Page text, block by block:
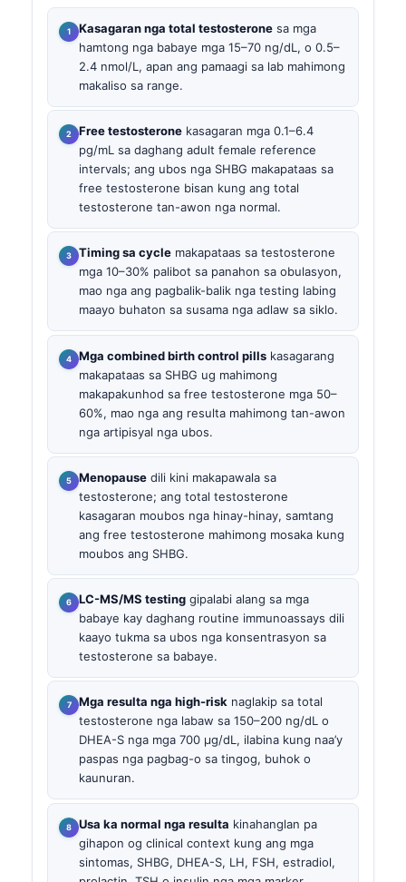
Kasagaran nga total testosterone sa mga
hamtong nga babaye mga 15–70 ng/dL, o 0.5–
2.4 nmol/L, apan ang pamaagi sa lab mahimong
makaliso sa range.
Free testosterone kasagaran mga 0.1–6.4
pg/mL sa daghang adult female reference
intervals; ang ubos nga SHBG makapataas sa
free testosterone bisan kung ang total
testosterone tan-awon nga normal.
Timing sa cycle makapataas sa testosterone
mga 10–30% palibot sa panahon sa obulasyon,
mao nga ang pagbalik-balik nga testing labing
maayo buhaton sa susama nga adlaw sa siklo.
Mga combined birth control pills kasagarang
makapataas sa SHBG ug mahimong
makapakunhod sa free testosterone mga 50–
60%, mao nga ang resulta mahimong tan-awon
nga artipisyal nga ubos.
Menopause dili kini makapawala sa
testosterone; ang total testosterone
kasagaran moubos nga hinay-hinay, samtang
ang free testosterone mahimong mosaka kung
moubos ang SHBG.
LC-MS/MS testing gipalabi alang sa mga
babaye kay daghang routine immunoassays dili
kaayo tukma sa ubos nga konsentrasyon sa
testosterone sa babaye.
Mga resulta nga high-risk naglakip sa total
testosterone nga labaw sa 150–200 ng/dL o
DHEA-S nga mga 700 µg/dL, ilabina kung naa’y
paspas nga pagbag-o sa tingog, buhok o
kaunuran.
Usa ka normal nga resulta kinahanglan pa
gihapon og clinical context kung ang mga
sintomas, SHBG, DHEA-S, LH, FSH, estradiol,